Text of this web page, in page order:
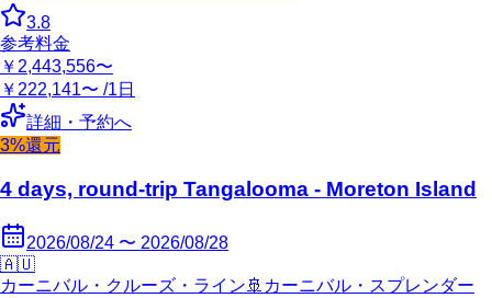
3.8
参考料金
￥2,443,556〜
￥222,141〜 /1日
詳細・予約へ
3%還元
4 days, round-trip Tangalooma - Moreton Island
2026/08/24 〜 2026/08/28
🇦🇺
カーニバル・クルーズ・ライン 🚢 カーニバル・スプレンダー